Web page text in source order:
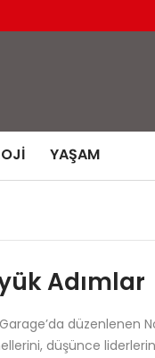
Tayland
YAŞAM
Adımlar
düzenlenen
düşünce